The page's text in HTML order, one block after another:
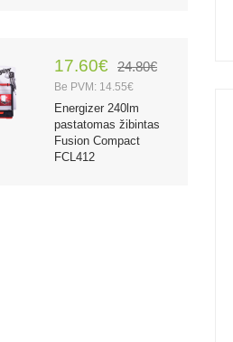
17.60€ 24.80€
Be PVM: 14.55€
Energizer 240lm
pastatomas žibintas
Fusion Compact
FCL412